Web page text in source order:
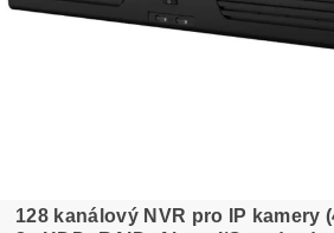
128 kanálový NVR pro IP kamery